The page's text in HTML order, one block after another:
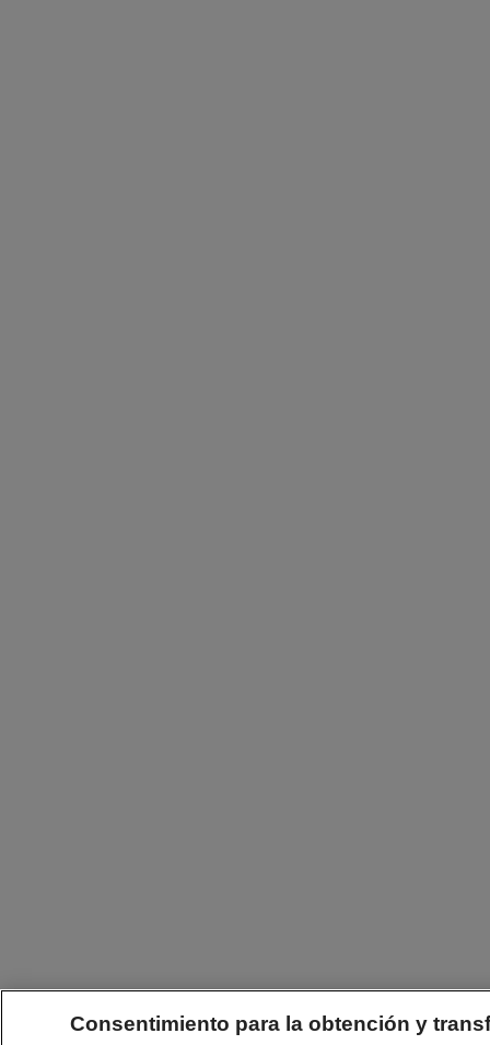
Consentimiento para la obtención y